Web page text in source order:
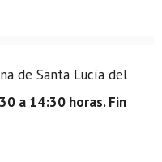
de Santa Lucía del
a 14:30 horas. Fin